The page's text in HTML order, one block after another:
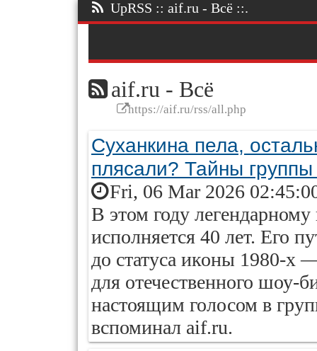
UpRSS :: aif.ru - Всё ::.
aif.ru - Всё
https://aif.ru/rss/all.php
Суханкина пела,
плясали? Тайны
Fri, 06 Mar 2026
В этом году
исполняется 40 лет. Его
до статуса иконы 1980-х
для отечественного шоу-
настоящим голосом в
вспоминал aif.ru.